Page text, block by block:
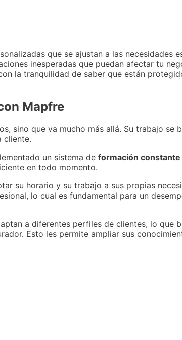
que se ajustan a las necesidades
inesperadas que puedan afectar tu
la tranquilidad de saber que están
Mapfre
sino que va mucho más allá. Su trabajo se
cliente.
un sistema de formación constante
en todo momento.
su horario y su trabajo a sus propias
lo cual es fundamental para un
a diferentes perfiles de clientes, lo que
Esto les permite ampliar sus